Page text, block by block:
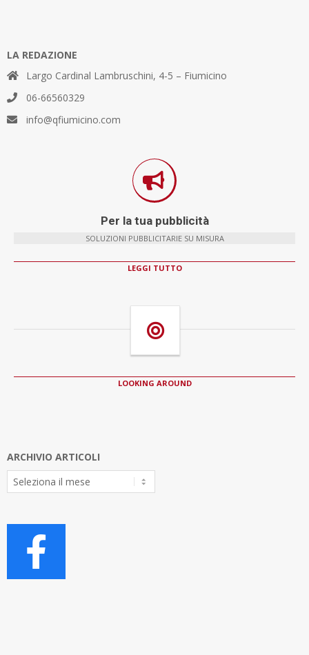
LA REDAZIONE
Largo Cardinal Lambruschini, 4-5 – Fiumicino
06-66560329
info@qfiumicino.com
Per la tua pubblicità
SOLUZIONI PUBBLICITARIE SU MISURA
LEGGI TUTTO
LOOKING AROUND
ARCHIVIO ARTICOLI
Archivio
Articoli